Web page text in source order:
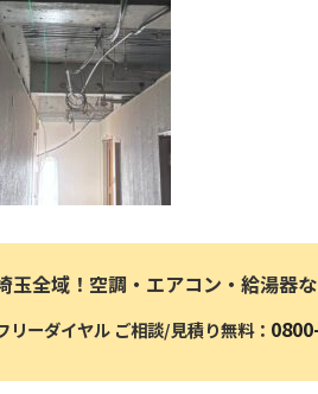
玉全域！空調・エアコン・給湯器
リーダイヤル ご相談/見積り無料：